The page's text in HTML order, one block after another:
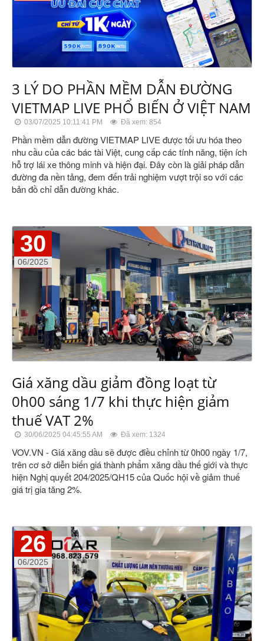
3 LÝ DO PHẦN MỀM DẪN ĐƯỜNG
VIETMAP LIVE PHỔ BIẾN Ở VIỆT NAM
03/07/2025 10:11:41 PM Đã xem: 854
Phần mềm dẫn đường VIETMAP LIVE được tối ưu hóa theo
nhu cầu của các bác tài Việt, cung cấp các tính năng, tiện ích
hỗ trợ lái xe thông minh và hiện đại. Đây còn là giải pháp dẫn
đường đa nền tảng, đem đến trải nghiệm vượt trội so với các
bản đồ chỉ dẫn đường khác.
30
06/2025
Giá xăng dầu giảm đồng loạt từ
0h00 sáng 1/7 khi thực hiện giảm
thuế VAT 2%
30/06/2025 04:45:55 AM Đã xem: 1324
VOV.VN - Giá xăng dầu sẽ được điều chỉnh từ 0h00 ngày 1/7,
trên cơ sở diễn biến giá thành phẩm xăng dầu thế giới và thực
hiện Nghị quyết 204/2025/QH15 của Quốc hội về giảm thuế
giá trị gia tăng 2%.
26
06/2025